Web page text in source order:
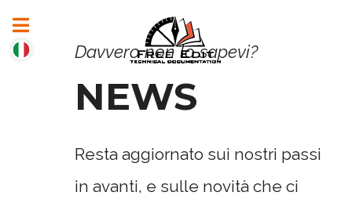
Davvero non lo sapevi?
NEWS
Resta aggiornato sui nostri passi
in avanti, e sulle novità che ci